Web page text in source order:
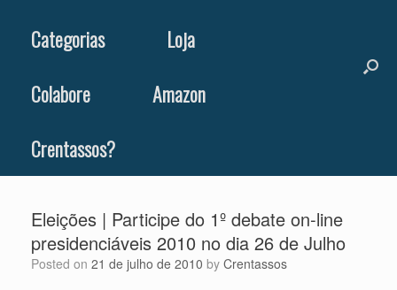
Categorias
Loja
Colabore
Amazon
Crentassos?
Eleições | Participe do 1º debate on-line
presidenciáveis 2010 no dia 26 de Julho
Posted on 21 de julho de 2010 by Crentassos